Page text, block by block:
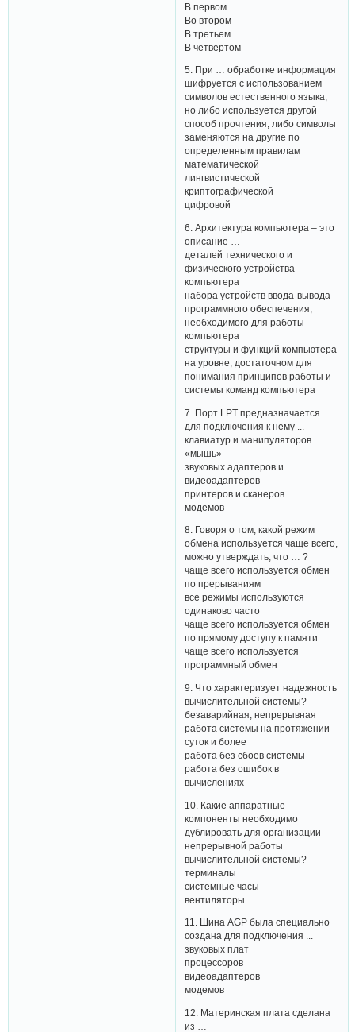
В первом
Во втором
В третьем
В четвертом
5. При … обработке информация
шифруется с использованием
символов естественного языка,
но либо используется другой
способ прочтения, либо символы
заменяются на другие по
определенным правилам
математической
лингвистической
криптографической
цифровой
6. Архитектура компьютера – это
описание …
деталей технического и
физического устройства
компьютера
набора устройств ввода-вывода
программного обеспечения,
необходимого для работы
компьютера
структуры и функций компьютера
на уровне, достаточном для
понимания принципов работы и
системы команд компьютера
7. Порт LPT предназначается
для подключения к нему ...
клавиатур и манипуляторов
«мышь»
звуковых адаптеров и
видеоадаптеров
принтеров и сканеров
модемов
8. Говоря о том, какой режим
обмена используется чаще всего,
можно утверждать, что … ?
чаще всего используется обмен
по прерываниям
все режимы используются
одинаково часто
чаще всего используется обмен
по прямому доступу к памяти
чаще всего используется
программный обмен
9. Что характеризует надежность
вычислительной системы?
безаварийная, непрерывная
работа системы на протяжении
суток и более
работа без сбоев системы
работа без ошибок в
вычислениях
10. Какие аппаратные
компоненты необходимо
дублировать для организации
непрерывной работы
вычислительной системы?
терминалы
системные часы
вентиляторы
11. Шина AGP была специально
создана для подключения ...
звуковых плат
процессоров
видеоадаптеров
модемов
12. Материнская плата сделана
из …